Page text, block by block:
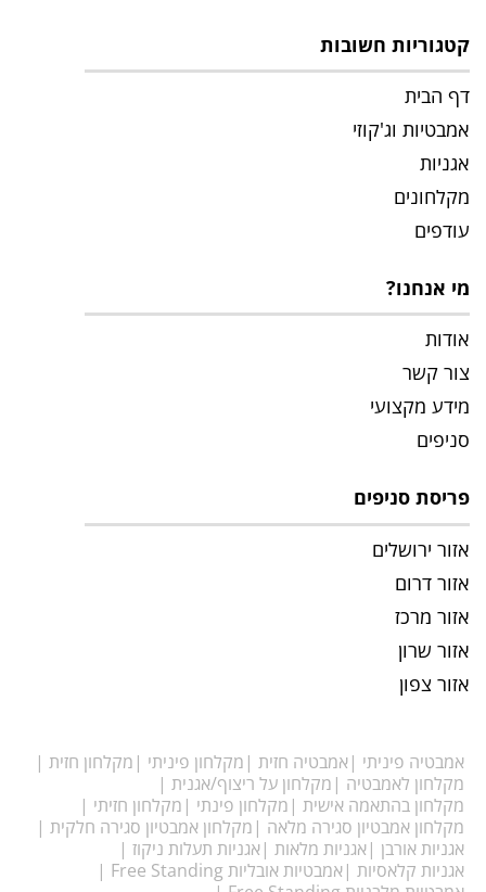
קטגוריות חשובות
דף הבית
אמבטיות וג'קוזי
אגניות
מקלחונים
עודפים
מי אנחנו?
אודות
צור קשר
מידע מקצועי
סניפים
פריסת סניפים
אזור ירושלים
אזור דרום
אזור מרכז
אזור שרון
אזור צפון
אמבטיה פיניתי אמבטיה חזית מקלחון פיניתי
מקלחון חזית
מקלחון לאמבטיה
מקלחון על ריצוף/אגנית
מקלחון בהתאמה אישית
מקלחון פינתי
מקלחון חזיתי
מקלחון אמבטיון סגירה מלאה
מקלחון אמבטיון סגירה חלקית
אגניות אורבן
אגניות מלאות אגניות תעלות ניקוז
אגניות קלאסיות אמבטיות אובליות Free Standing